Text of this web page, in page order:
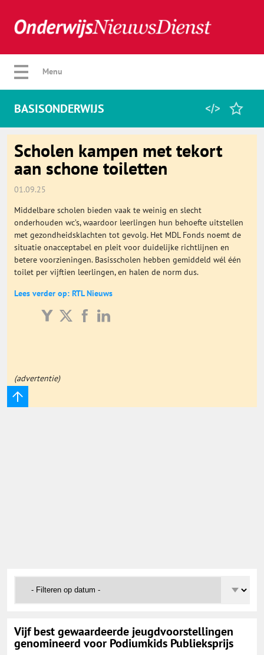
Verberg menu
Home
Categorie
Algemeen
Onderwijs Totaal
Basisonderwijs
ICT
Yurls.net
Vacaturewijzer Basisonderwijs
Menu
BASISONDERWIJS
Scholen kampen met tekort
aan schone toiletten
01.09.25
Middelbare scholen bieden vaak te weinig en slecht
onderhouden wc’s, waardoor leerlingen hun behoefte uitstellen
met gezondheidsklachten tot gevolg. Het MDL Fonds noemt de
situatie onacceptabel en pleit voor duidelijke richtlijnen en
betere voorzieningen. Basisscholen hebben gemiddeld wél één
toilet per vijftien leerlingen, en halen de norm dus.
Lees verder op: RTL Nieuws
(advertentie)
Vijf best gewaardeerde jeugdvoorstellingen
genomineerd voor Podiumkids Publieksprijs